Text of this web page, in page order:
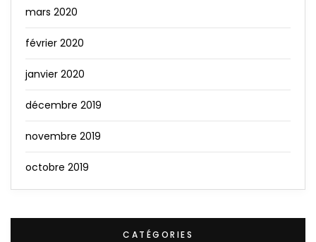
mars 2020
février 2020
janvier 2020
décembre 2019
novembre 2019
octobre 2019
CATÉGORIES